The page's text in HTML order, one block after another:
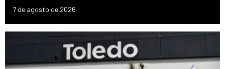
7 de agosto de 2026